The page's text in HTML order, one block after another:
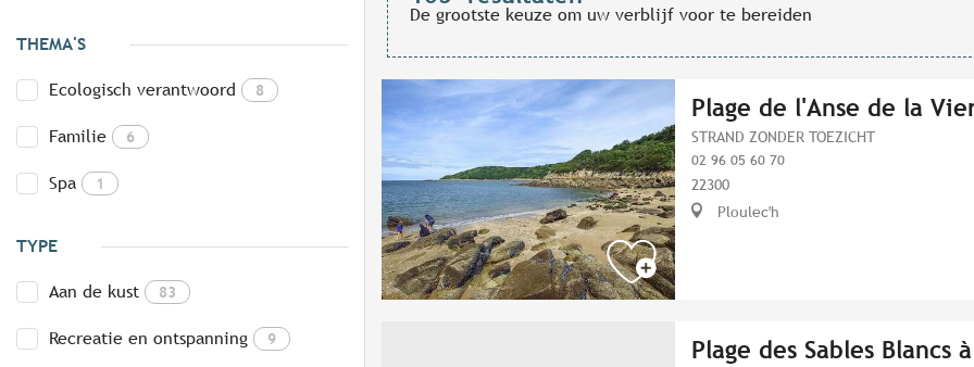
THEMA'S
Ecologisch verantwoord 8
Familie 6
Spa 1
TYPE
Aan de kust 83
Recreatie en ontspanning 9
De grootste keuze om uw verblijf voor te bereiden
Plage de l'Anse de la
STRAND ZONDER TOEZICHT
02 96 05 60 70
22300
Ploulec'h
Plage des Sables Blancs